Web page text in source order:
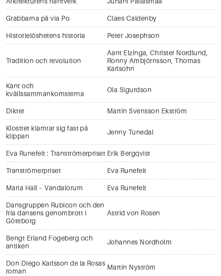
Grabbarna på via Po Claes Caldenby
Historielöshetens historia Peter Josephson
Tradition och revolution
Aant Elzinga, Christer Nordlund,
Ronny Ambjörnsson,Thomas
Karlsohn
Kant och
kvällssammankomsterna
Ola Sigurdson
Dikter Martin Svensson Ekström
Klostret klamrar sig fast på
klippan
Jenny Tunedal
Eva Runefelt : Tranströmerpriset Erik Bergqvist
Tranströmerpriset Eva Runefelt
Maria Hall – Vandalorum Eva Runefelt
Dansgruppen Rubicon och den
fria dansens genombrott i
Göteborg
Astrid von Rosen
Bengt Erland Fogeberg och
antiken
Johannes Nordholm
Don Diego Karlsson de la Rosas
roman
Martin Nyström